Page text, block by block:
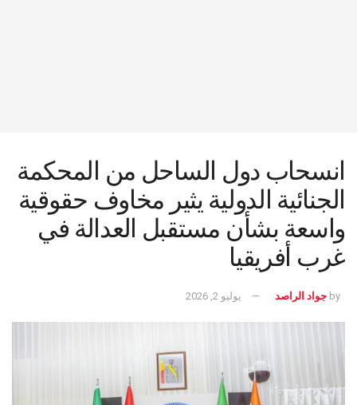
انسحاب دول الساحل من المحكمة
الجنائية الدولية يثير مخاوف حقوقية
واسعة بشأن مستقبل العدالة في
غرب أفريقيا
by جواد الراصد يوليو 2, 2026